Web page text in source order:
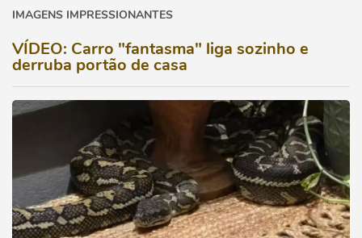
IMAGENS IMPRESSIONANTES
VÍDEO: Carro "fantasma" liga sozinho e
derruba portão de casa